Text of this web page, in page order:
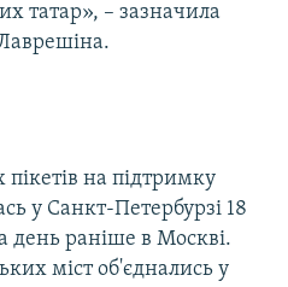
татар», – зазначила
на підтримку
у Санкт-Петербурзі 18
день раніше в Москві.
міст об'єднались у